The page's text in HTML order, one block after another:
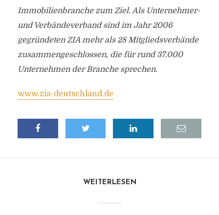
Immobilienbranche zum Ziel. Als Unternehmer-
und Verbändeverband sind im Jahr 2006
gegründeten ZIA mehr als 28 Mitgliedsverbände
zusammengeschlossen, die für rund 37.000
Unternehmen der Branche sprechen.
www.zia-deutschland.de
WEITERLESEN